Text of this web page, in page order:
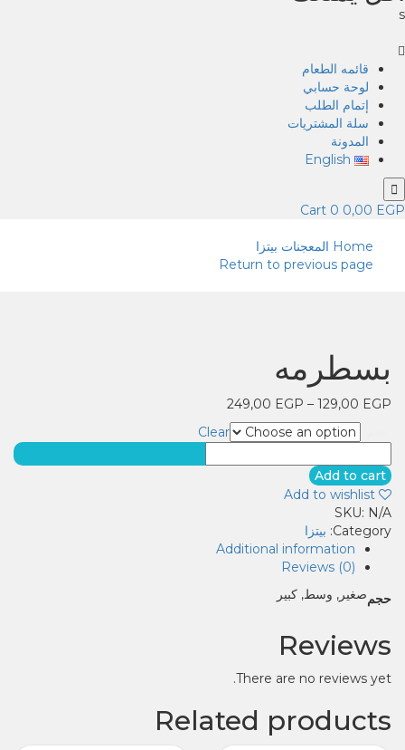
s
قائمه الطعام
لوحة حسابي
إتمام الطلب
سلة المشتريات
المدونة
English
0,00 EGP
0
Cart
Home المعجنات بيتزا
Return to previous page
بسطرمه
129,00 EGP
–
249,00 EGP
Clear
quantity
Add to cart
Add to wishlist
SKU: N/A
Category: بيتزا
Additional information
Reviews (0)
حجمصغير, وسط, كبير
Reviews
There are no reviews yet.
Related products